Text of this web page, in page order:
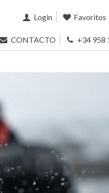
Login Favoritos
CONTACTO +34 958